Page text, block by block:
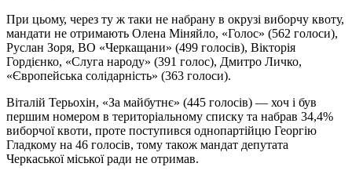
При цьому, через ту ж таки не набрану в окрузі виборчу квоту,
мандати не отримають Олена Міняйло, «Голос» (562 голоси),
Руслан Зоря, ВО «Черкащани» (499 голосів), Вікторія
Гордієнко, «Слуга народу» (391 голос), Дмитро Личко,
«Європейська солідарність» (363 голоси).
Віталій Терьохін, «За майбутнє» (445 голосів) — хоч і був
першим номером в територіальному списку та набрав 34,4%
виборчої квоти, проте поступився однопартійцю Георгію
Гладкому на 46 голосів, тому також мандат депутата
Черкаської міської ради не отримав.